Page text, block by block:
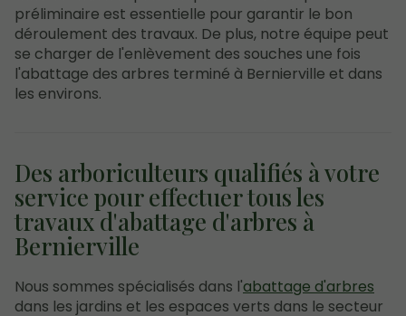
préliminaire est essentielle pour garantir le bon
déroulement des travaux. De plus, notre équipe peut
se charger de l'enlèvement des souches une fois
l'abattage des arbres terminé à Bernierville et dans
les environs.
Des arboriculteurs qualifiés à votre
service pour effectuer tous les
travaux d'abattage d'arbres à
Bernierville
Nous sommes spécialisés dans l'abattage d'arbres
dans les jardins et les espaces verts dans le secteur